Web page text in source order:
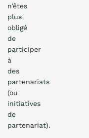
n’êtes
plus
obligé
de
participer
à
des
partenariats
(ou
initiatives
de
partenariat).